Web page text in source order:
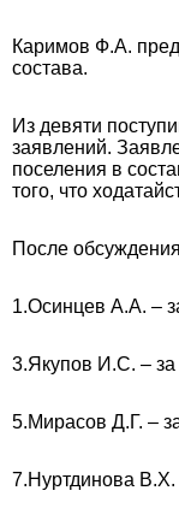
Каримов Ф.А.
состава.
Из девяти
заявлений.
поселения в
того, что
После
1.Осинцев А.А. –
3.Якупов И.С. – за
5.Мирасов Д.Г. –
7.Нуртдинова В.Х.